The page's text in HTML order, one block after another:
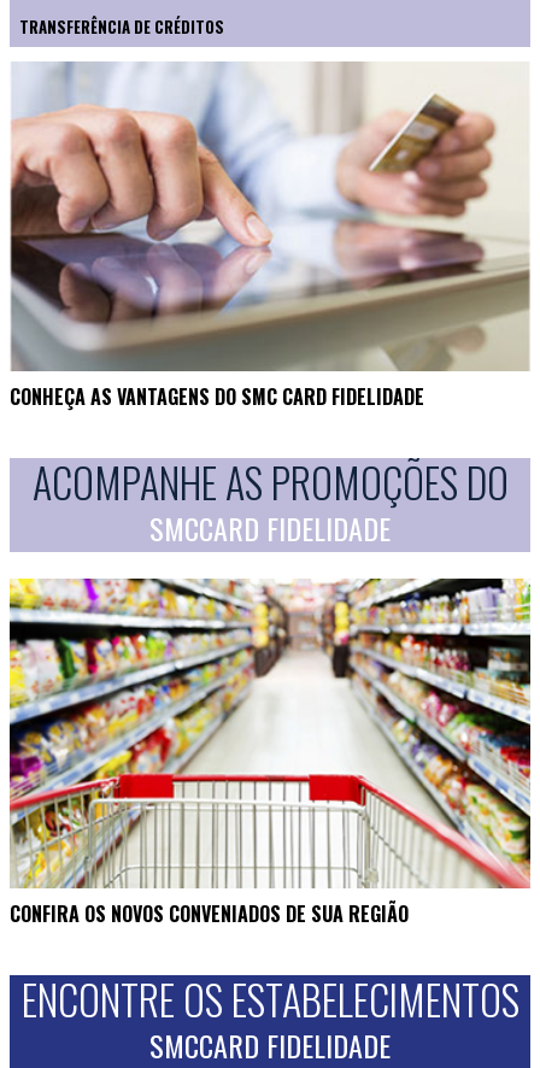
TRANSFERÊNCIA DE CRÉDITOS
CONHEÇA AS VANTAGENS DO SMC CARD FIDELIDADE
ACOMPANHE AS PROMOÇÕES DO
SMCCARD FIDELIDADE
CONFIRA OS NOVOS CONVENIADOS DE SUA REGIÃO
ENCONTRE OS ESTABELECIMENTOS
SMCCARD FIDELIDADE